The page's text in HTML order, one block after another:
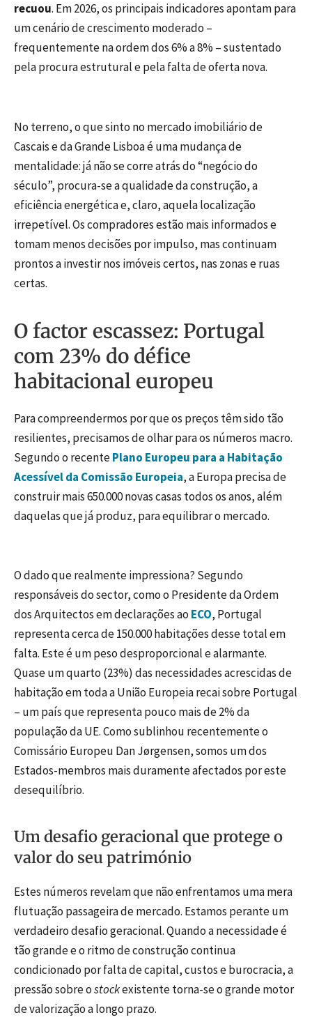
recuou. Em 2026, os principais indicadores apontam para
um cenário de crescimento moderado –
frequentemente na ordem dos 6% a 8% – sustentado
pela procura estrutural e pela falta de oferta nova.
No terreno, o que sinto no mercado imobiliário de
Cascais e da Grande Lisboa é uma mudança de
mentalidade: já não se corre atrás do “negócio do
século”, procura-se a qualidade da construção, a
eficiência energética e, claro, aquela localização
irrepetível. Os compradores estão mais informados e
tomam menos decisões por impulso, mas continuam
prontos a investir nos imóveis certos, nas zonas e ruas
certas.
O factor escassez: Portugal
com 23% do défice
habitacional europeu
Para compreendermos por que os preços têm sido tão
resilientes, precisamos de olhar para os números macro.
Segundo o recentePlano Europeu para a Habitação
Acessível da Comissão Europeia, a Europa precisa de
construir mais 650.000 novas casas todos os anos, além
daquelas que já produz, para equilibrar o mercado.
O dado que realmente impressiona? Segundo
responsáveis do sector, como o Presidente da Ordem
dos Arquitectos em declarações ao ECO, Portugal
representa cerca de 150.000 habitações desse total em
falta. Este é um peso desproporcional e alarmante.
Quase um quarto (23%) das necessidades acrescidas de
habitação em toda a União Europeia recai sobre Portugal
– um país que representa pouco mais de 2% da
população da UE. Como sublinhou recentemente o
Comissário Europeu Dan Jørgensen, somos um dos
Estados-membros mais duramente afectados por este
desequilíbrio.
Um desafio geracional que protege o
valor do seu património
Estes números revelam que não enfrentamos uma mera
flutuação passageira de mercado. Estamos perante um
verdadeiro desafio geracional. Quando a necessidade é
tão grande e o ritmo de construção continua
condicionado por falta de capital, custos e burocracia, a
pressão sobre ostockexistente torna-se o grande motor
de valorização a longo prazo.